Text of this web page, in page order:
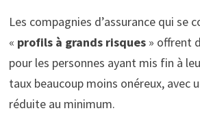
Les compagnies d’assurance qui se
« profils à grands risques» offrent
pour les personnes ayant mis fin à
taux beaucoup moins onéreux, avec
réduite au minimum.